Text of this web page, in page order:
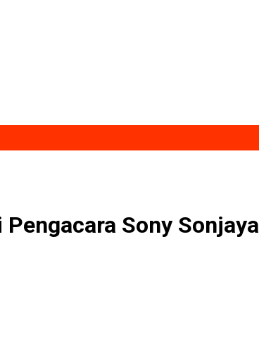
Sony Sonjaya